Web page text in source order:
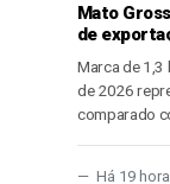
Mato
de
Marca de 1,3
de 2026
comparado
Há 19